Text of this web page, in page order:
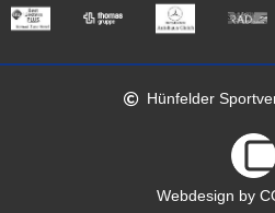
Hünfelder
Webdesign by